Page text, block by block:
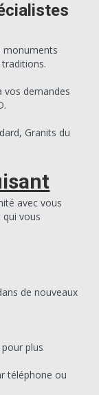
monuments
vos demandes
Granits du
avec vous
vous
de nouveaux
plus
téléphone ou